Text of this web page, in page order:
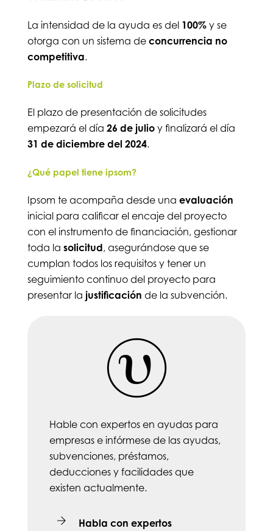
La intensidad de la ayuda es del 100% y se
otorga con un sistema de concurrencia no
competitiva.
Plazo de solicitud
El plazo de presentación de solicitudes
empezará el día 26 de julio y finalizará el día
31 de diciembre del 2024.
¿Qué papel tiene ipsom?
Ipsom te acompaña desde una evaluación
inicial para calificar el encaje del proyecto
con el instrumento de financiación, gestionar
toda la solicitud, asegurándose que se
cumplan todos los requisitos y tener un
seguimiento continuo del proyecto para
presentar la justificación de la subvención.
Hable con expertos en ayudas para
empresas e infórmese de las ayudas,
subvenciones, préstamos,
deducciones y facilidades que
existen actualmente.
Habla con expertos